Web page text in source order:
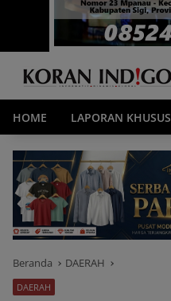
HOME LAPORAN KHUSUS
Beranda DAERAH
DAERAH